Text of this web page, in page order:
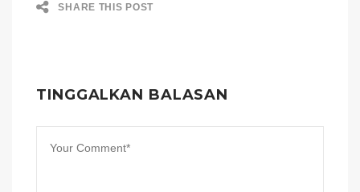
SHARE THIS POST
TINGGALKAN BALASAN